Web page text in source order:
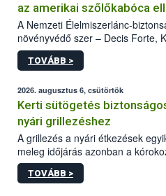
az amerikai szőlőkabóca
A Nemzeti Élelmiszerlánc-
növényvédő szer – Decis Forte,
engedélyokiratát módosította, így
egészen a vesszőérettség (BBCH
érésű szőlőkben is legyen
védekezésre. Az Oroganic
felhasználók számára is elérhető
engedélyezett.
TOVÁBB >
2026. augusztus 6, csütörtök
Kerti sütögetés
nyári grillezéshez
A grillezés a nyári étkezések
meleg időjárás azonban a
gyorsabb szaporodásának is
ezért nem csupán a megfelelő
TOVÁBB >